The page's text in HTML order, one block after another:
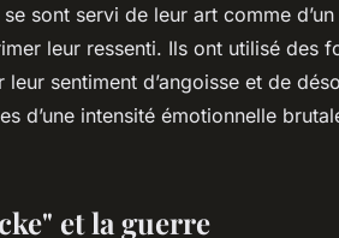
sont servi de leur art comme
leur ressenti. Ils ont utilisé des
sentiment d’angoisse et de
d’une intensité émotionnelle
et la guerre